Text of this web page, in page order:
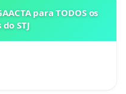
para TODOS os
STJ